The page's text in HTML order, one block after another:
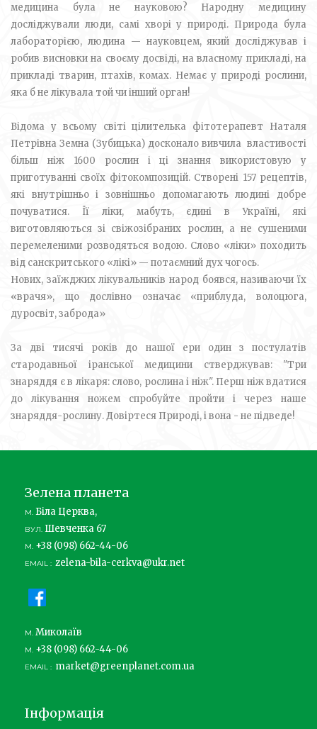
медицина була не науковою? Народну медицину
досліджували люди, самі хворі у природі. Природа була
лабораторією, людина — науковцем, який досліджував і
робив висновки на своєму досвіді, на власному прикладі, на
прикладі тварин, птахів, комах. Немає у природі рослини,
яка б не лікувала той чи інший орган!
Відома у всьому світі цілителька фітотерапевт Наталя
Петрівна Земна (Зубицька) досконало вивчила властивості
більш ніж 1600 рослин і ці знання використовую у
приготуванні своїх фітокомпозицій. Створені 157 рецептів,
які внутрішньо і зовнішньо допомагають людині добре
почуватися. Її ліки, мабуть, єдині в Україні, які
виготовляються зі свіжозібраних рослин, а не сушеними
перемеленими розводяться водою. Слово «ліки» походить
від санскритського «лікі» — потаємний дух чогось.
Нових, заїжджих лікувальників народ боявся, називаючи їх
«врачя», що дослівно означає «приблуда, волоцюга,
дуросвіт, заброда»
За дві тисячі років до нашої ери один з постулатів
стародавньої іранської медицини стверджував: "Три
знаряддя є в лікаря: слово, рослина і ніж". Перш ніж вдатися
до лікування ножем спробуйте пройти і через наше
знаряддя-рослину. Довіртеся Природі, і вона - не підведе!
Зелена планета
М. Біла Церква,
ВУЛ. Шевченка 67
М. +38 (098) 662-44-06
EMAIL : zelena-bila-cerkva@ukr.net
М. Миколаїв
М. +38 (098) 662-44-06
EMAIL : market@greenplanet.com.ua
Інформація